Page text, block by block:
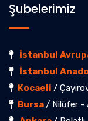
Şubelerimiz
İstanbul
İstanbul
Kocaeli /
Bursa/ Nilüfer -